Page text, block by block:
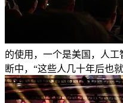
的使用，一个是美国，人
断中，“这些人几十年后也